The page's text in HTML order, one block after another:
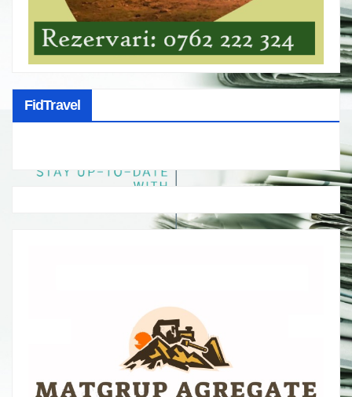
FidTravel